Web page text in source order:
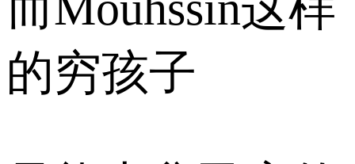
的穷孩子